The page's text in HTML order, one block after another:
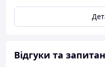
спортивно-оздоровчих
персоналу і невеликих
косметичної
господарства і харчової
Відгуки та